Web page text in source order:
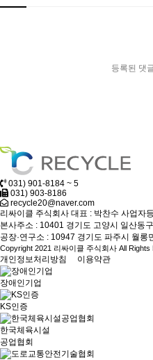
등록된 댓
031) 901-8184 ~ 5
031) 903-8186
recycle20@naver.com
리싸이클 주식회사 대표 : 박찬수 사업자
본사주소 : 10401 경기도 고양시 일산동
공장·연구소 : 10947 경기도 파주시 월롱
Copyright 2021 리싸이클 주식회사 All Rights
개인정보처리방침 이용약관
장애인기업
KS인증
한국체육시설
공업협회